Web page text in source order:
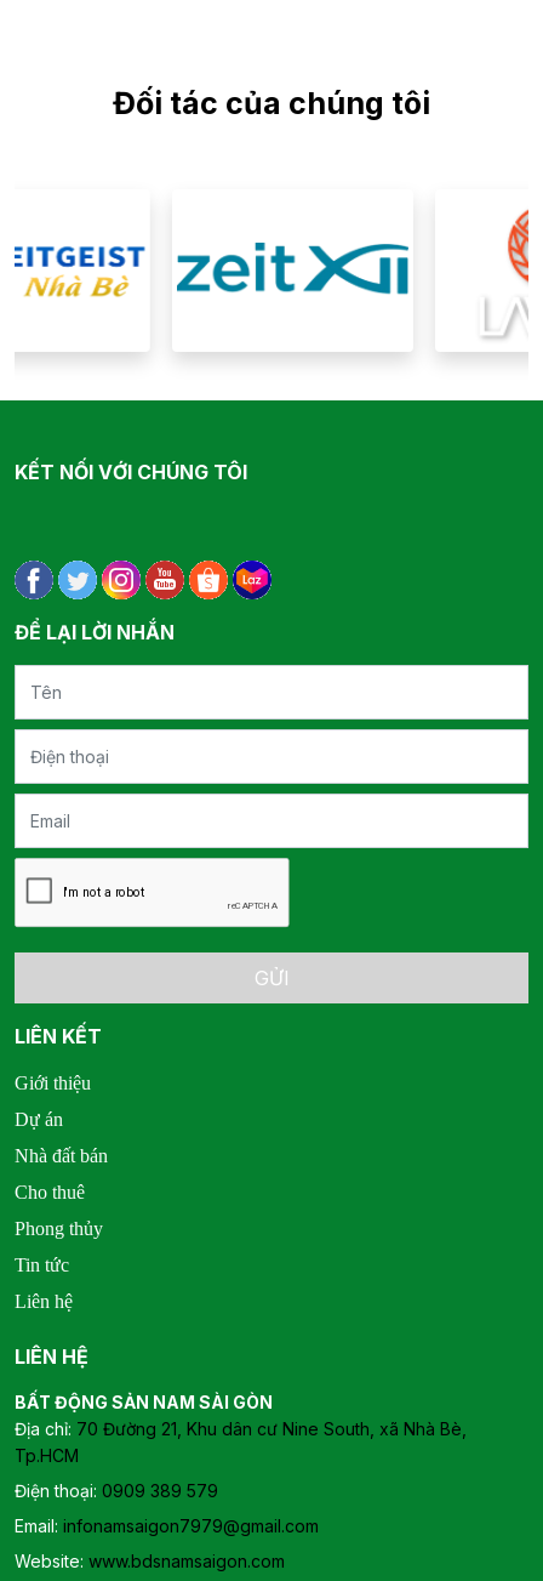
Đối tác của chúng tôi
KẾT NỐI VỚI CHÚNG TÔI
ĐỂ LẠI LỜI NHẮN
GỬI
LIÊN KẾT
Giới thiệu
Dự án
Nhà đất bán
Cho thuê
Phong thủy
Tin tức
Liên hệ
LIÊN HỆ
BẤT ĐỘNG SẢN NAM SÀI GÒN
Địa chỉ: 70 Đường 21, Khu dân cư Nine South, xã Nhà Bè,
Tp.HCM
Điện thoại: 0909 389 579
Email: infonamsaigon7979@gmail.com
Website: www.bdsnamsaigon.com